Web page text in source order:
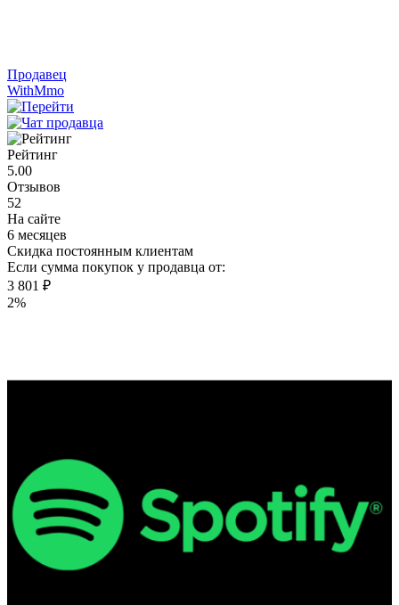
Продавец
WithMmo
Рейтинг
5.00
Отзывов
52
На сайте
6 месяцев
Скидка постоянным клиентам
Если сумма покупок у продавца от:
3 801 ₽
2%